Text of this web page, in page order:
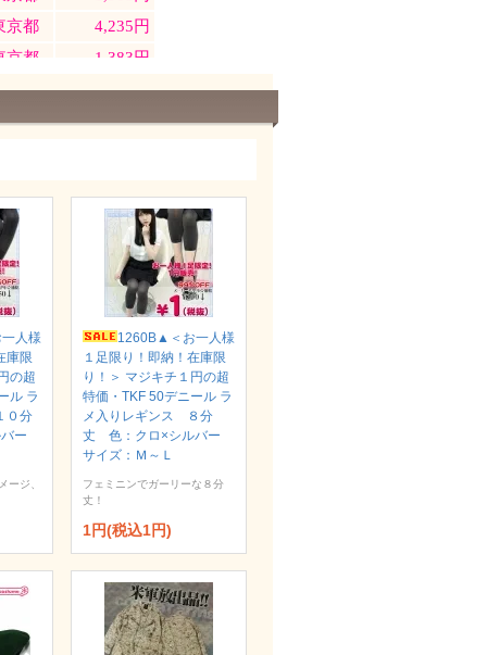
人様
庫限
の超
ル ラ
０分
バー
ージ、
1260B▲＜お一人様
１足限り！即納！在庫限
り！＞ マジキチ１円の超
特価・TKF 50デニール ラ
メ入りレギンス ８分
丈 色：クロ×シルバー
サイズ：Ｍ～Ｌ
フェミニンでガーリーな８分
丈！
1円(税込1円)